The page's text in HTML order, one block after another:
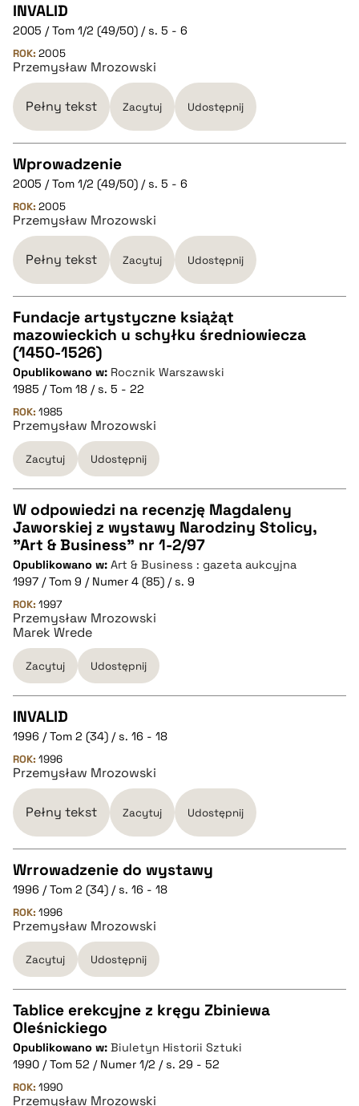
pobierz cytat
CZYSTY TEKST
pobierz cytat
pobierz cytat
INVALID
2005 / Tom 1/2 (49/50) / s. 5 - 6
ROK: 2005
Przemysław Mrozowski
Pełny tekst Zacytuj Udostępnij
CZYSTY TEKST
pobierz cytat
pobierz cytat
Wprowadzenie
2005 / Tom 1/2 (49/50) / s. 5 - 6
ROK: 2005
Przemysław Mrozowski
Pełny tekst Zacytuj Udostępnij
CZYSTY TEKST
pobierz cytat
BIBTEX
pobierz cytat
Fundacje artystyczne książąt
mazowieckich u schyłku średniowiecza
(1450-1526)
Opublikowano w: Rocznik Warszawski
1985 / Tom 18 / s. 5 - 22
ROK: 1985
Przemysław Mrozowski
Zacytuj Udostępnij
CZYSTY TEKST
pobierz cytat
BIBTEX
pobierz cytat
W odpowiedzi na recenzję Magdaleny
Jaworskiej z wystawy Narodziny Stolicy,
"Art & Business" nr 1-2/97
Opublikowano w: Art & Business : gazeta aukcyjna
1997 / Tom 9 / Numer 4 (85) / s. 9
ROK: 1997
Przemysław Mrozowski
Marek Wrede
Zacytuj Udostępnij
CZYSTY TEKST
pobierz cytat
pobierz cytat
INVALID
1996 / Tom 2 (34) / s. 16 - 18
ROK: 1996
Przemysław Mrozowski
Pełny tekst Zacytuj Udostępnij
CZYSTY TEKST
pobierz cytat
pobierz cytat
Wrrowadzenie do wystawy
1996 / Tom 2 (34) / s. 16 - 18
ROK: 1996
Przemysław Mrozowski
Zacytuj Udostępnij
CZYSTY TEKST
pobierz cytat
Tablice erekcyjne z kręgu Zbiniewa
Oleśnickiego
Opublikowano w: Biuletyn Historii Sztuki
1990 / Tom 52 / Numer 1/2 / s. 29 - 52
ROK: 1990
Przemysław Mrozowski